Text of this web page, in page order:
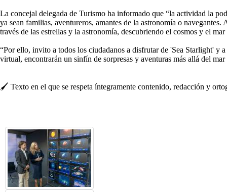
La concejal delegada de Turismo ha informado que “la actividad la
ya sean familias, aventureros, amantes de la astronomía o
través de las estrellas y la astronomía, descubriendo el cosmos y el
“Por ello, invito a todos los ciudadanos a disfrutar de 'Sea Starlight' y
virtual, encontrarán un sinfín de sorpresas y aventuras más allá del
🖌️ Texto en el que se respeta íntegramente contenido, redacción y